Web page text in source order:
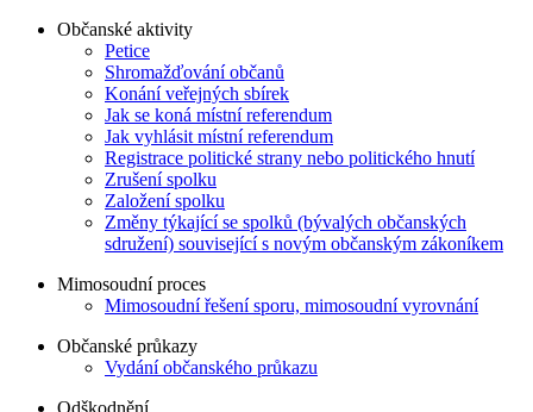
Občanské aktivity
Petice
Shromažďování občanů
Konání veřejných sbírek
Jak se koná místní referendum
Jak vyhlásit místní referendum
Registrace politické strany nebo politického hnutí
Zrušení spolku
Založení spolku
Změny týkající se spolků (bývalých občanských
sdružení) související s novým občanským zákoníkem
Mimosoudní proces
Mimosoudní řešení sporu, mimosoudní vyrovnání
Občanské průkazy
Vydání občanského průkazu
Odškodnění